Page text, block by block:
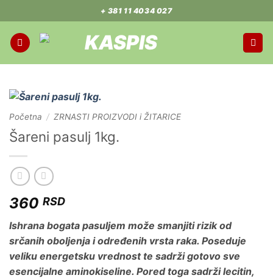
na
sadržaj
+ 381 11 4034 027
Početna / ZRNASTI PROIZVODI i ŽITARICE
Šareni pasulj 1kg.
360 RSD
Ishrana bogata pasuljem može smanjiti rizik od
srčanih oboljenja i određenih vrsta raka. Poseduje
veliku energetsku vrednost te sadrži gotovo sve
esencijalne aminokiseline. Pored toga sadrži lecitin,